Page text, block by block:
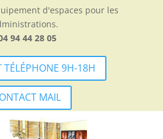
d'espaces pour les
94 44 28 05
TÉLÉPHONE 9H-18H
MAIL